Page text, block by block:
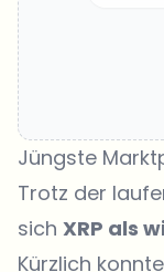
Jüngste
Trotz der
sich XRP als
Kürzlich